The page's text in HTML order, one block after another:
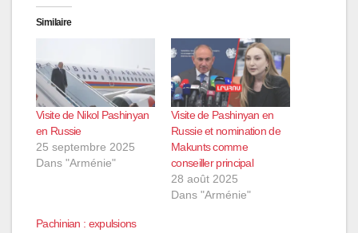
Similaire
Visite de Nikol Pashinyan
en Russie
25 septembre 2025
Dans "Arménie"
Visite de Pashinyan en
Russie et nomination de
Makunts comme
conseiller principal
28 août 2025
Dans "Arménie"
Pachinian : expulsions